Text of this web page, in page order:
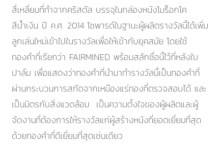
สี่เหลี่ยมที่ทำจากคริสตัล บรรจุในกล่องหนังโมร็อกโค
สีน้ำเงิน ปี ค.ศ. 2014 โชพารด์ในฐานะผู้ผลิตรางวัลนี้ได้เพิ่ม
ลูกเล่นใหม่เข้าไปในรางวัลเพื่อให้เข้ากับยุคสมัย โดยใช้
ทองคำที่เรียกว่า FAIRMINED พร้อมสลักชื่อนี้ไว้ที่หลังใบ
ปาล์ม เพื่อแสดงว่าทองคำที่นำมาทำรางวัลนี้เป็นทองคำที่
ผ่านกระบวนการสกัดจากเหมืองแร่ทองที่ตรวจสอบได้ และ
เป็นมิตรกับสิ่งแวดล้อม เป็นความตั้งใจของผู้ผลิตและผู้
จัดงานที่ต้องการให้รางวัลแก่ผู้สร้างหนังที่ยอดเยี่ยมที่สุด
ด้วยทองคำที่ดีเยี่ยมที่สุดเช่นเดียว